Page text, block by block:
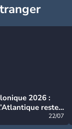
2026 :
reste
22/07